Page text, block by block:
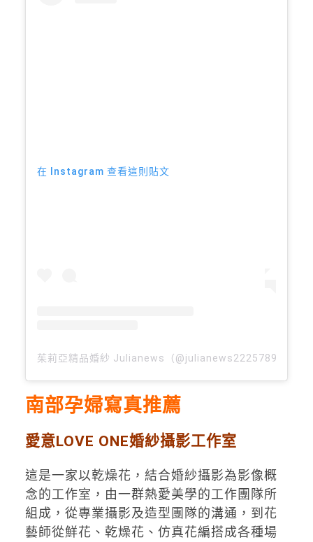
在 Instagram 查看這則貼文
茱莉亞精品婚紗 Julianews（@julianews22257890）分
南部孕婦寫真推薦
愛意LOVE ONE婚紗攝影工作室
這是一家以乾燥花，結合婚紗攝影為影像概
念的工作室，由一群熱愛美學的工作團隊所
組成，從專業攝影及造型團隊的溝通，到花
藝師從鮮花、乾燥花、仿真花編搭成各種場